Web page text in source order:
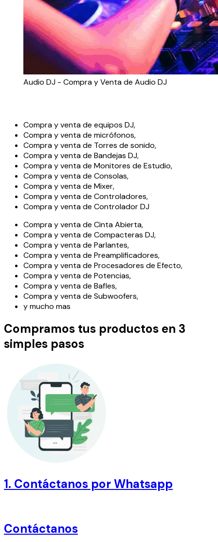
Audio DJ - Compra y Venta de Audio DJ
Compra y venta de equipos DJ,
Compra y venta de micrófonos,
Compra y venta de Torres de sonido,
Compra y venta de Bandejas DJ,
Compra y venta de Monitores de Estudio,
Compra y venta de Consolas,
Compra y venta de Mixer,
Compra y venta de Controladores,
Compra y venta de Controlador DJ
Compra y venta de Cinta Abierta,
Compra y venta de Compacteras DJ,
Compra y venta de Parlantes,
Compra y venta de Preamplificadores,
Compra y venta de Procesadores de Efecto,
Compra y venta de Potencias,
Compra y venta de Bafles,
Compra y venta de Subwoofers,
y mucho mas
Compramos tus productos en 3
simples pasos
1. Contáctanos por Whatsapp
Contáctanos